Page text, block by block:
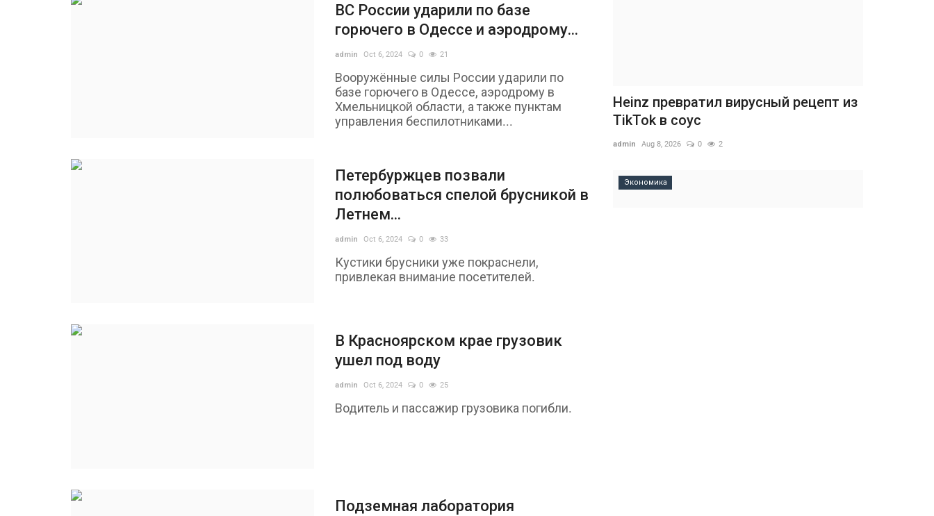
ВС России ударили по базе
горючего в Одессе и аэродрому...
admin Oct 6, 2024 0 21
Вооружённые силы России ударили по
базе горючего в Одессе, аэродрому в
Хмельницкой области, а также пунктам
управления беспилотниками...
Петербуржцев позвали
полюбоваться спелой брусникой в
Летнем...
admin Oct 6, 2024 0 33
Кустики брусники уже покраснели,
привлекая внимание посетителей.
В Красноярском крае грузовик
ушел под воду
admin Oct 6, 2024 0 25
Водитель и пассажир грузовика погибли.
Подземная лаборатория
Heinz превратил вирусный рецепт из
TikTok в соус
admin Aug 8, 2026 0 2
Экономика